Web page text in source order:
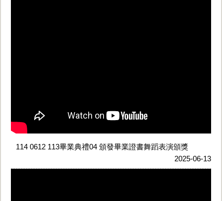
114 0612 113畢業典禮04 頒發畢業證書舞蹈表演頒獎
2025-06-13